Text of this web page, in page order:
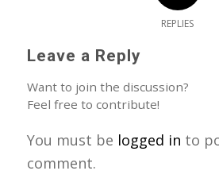
REPLIES
Leave a Reply
Want to join the discussion?
Feel free to contribute!
You must be logged in to
comment.